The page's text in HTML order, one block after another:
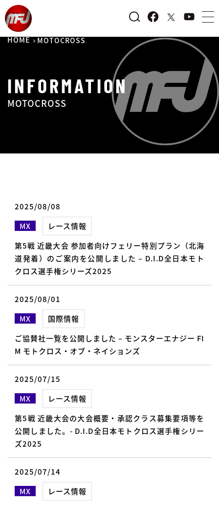
HOME MOTOCROSS
INFORMATION
MOTOCROSS
2025/08/08
MX
レース情報
第5戦 近畿大会 参加者向けフェリー特別プラン（北海
道発着）のご案内を公開しました – D.I.D全日本モト
クロス選手権シリーズ2025
2025/08/01
MX
国際情報
ご協賛社一覧を公開しました – モンスターエナジー FI
M モトクロス・オブ・ネイションズ
2025/07/15
MX
レース情報
第5戦 近畿大会の大会概要・承認クラス募集要項等を
公開しました。- D.I.D全日本モトクロス選手権シリー
ズ2025
2025/07/14
MX
レース情報